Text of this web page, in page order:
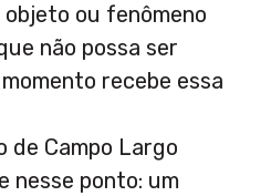
ou fenômeno
não possa ser
recebe essa
de Campo Largo
nesse ponto: um